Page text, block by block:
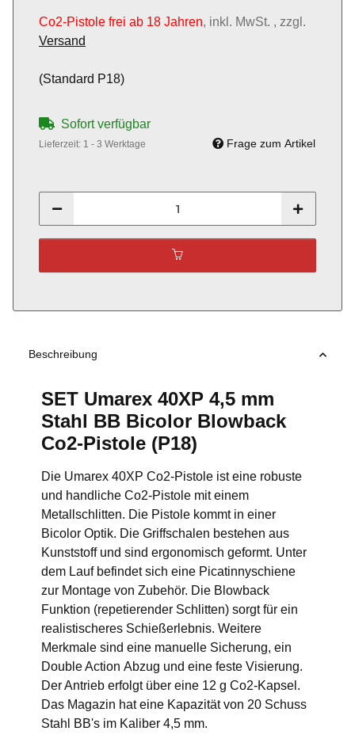
Co2-Pistole frei ab 18 Jahren, inkl. MwSt. , zzgl.
Versand
(Standard P18)
Sofort verfügbar
Lieferzeit: 1 - 3 Werktage Frage zum Artikel
Beschreibung
SET Umarex 40XP 4,5 mm
Stahl BB Bicolor Blowback
Co2-Pistole (P18)
Die Umarex 40XP Co2-Pistole ist eine robuste
und handliche Co2-Pistole mit einem
Metallschlitten. Die Pistole kommt in einer
Bicolor Optik. Die Griffschalen bestehen aus
Kunststoff und sind ergonomisch geformt. Unter
dem Lauf befindet sich eine Picatinnyschiene
zur Montage von Zubehör. Die Blowback
Funktion (repetierender Schlitten) sorgt für ein
realistischeres Schießerlebnis. Weitere
Merkmale sind eine manuelle Sicherung, ein
Double Action Abzug und eine feste Visierung.
Der Antrieb erfolgt über eine 12 g Co2-Kapsel.
Das Magazin hat eine Kapazität von 20 Schuss
Stahl BB's im Kaliber 4,5 mm.